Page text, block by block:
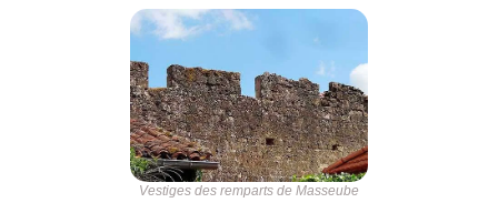
Vestiges des remparts de Masseube